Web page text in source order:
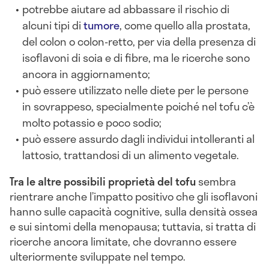
potrebbe aiutare ad abbassare il rischio di
alcuni tipi ditumore, come quello alla prostata,
del colon o colon-retto, per via della presenza di
isoflavoni di soia e di fibre, ma le ricerche sono
ancora in aggiornamento;
può essere utilizzato nelle diete per le persone
in sovrappeso, specialmente poiché nel tofu c’è
molto potassio e poco sodio;
può essere assurdo dagli individui intolleranti al
lattosio, trattandosi di un alimento vegetale.
Tra le altre possibili proprietà del tofusembra
rientrare anche l’impatto positivo che gli isoflavoni
hanno sulle capacità cognitive, sulla densità ossea
e sui sintomi della menopausa; tuttavia, si tratta di
ricerche ancora limitate, che dovranno essere
ulteriormente sviluppate nel tempo.